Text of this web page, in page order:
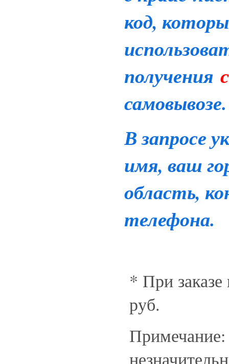
код,
получения
самовывозе.
В запросе
имя, ваш
область,
телефона.
* При
руб.